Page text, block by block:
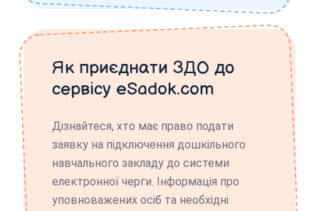
Як приєднати ЗДО до
сервісу eSadok.com
Дізнайтеся, хто має право подати
заявку на підключення дошкільного
навчального закладу до системи
електронної черги. Інформація про
уповноважених осіб та необхідні